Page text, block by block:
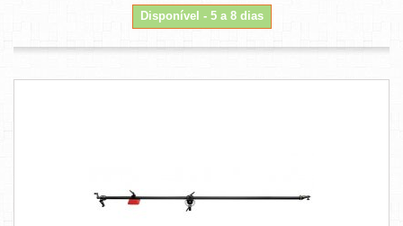
Disponível - 5 a 8 dias